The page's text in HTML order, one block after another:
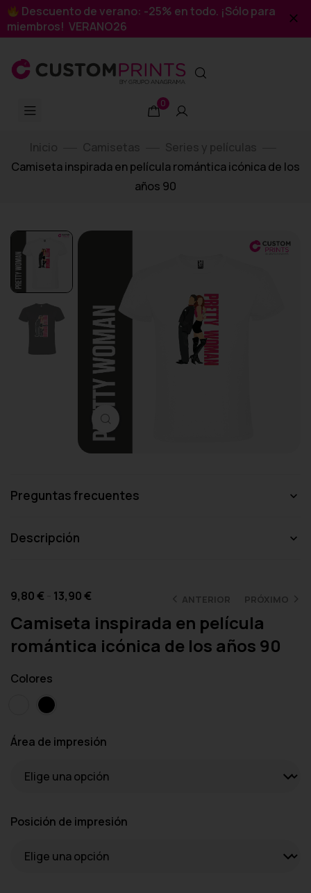
Descuento de verano: -25% en todo. ¡Sólo para
miembros! VERANO26
0
Inicio Camisetas
Series y películas
Camiseta inspirada en película romántica icónica de los
años 90
Preguntas frecuentes
Descripción
ANTERIOR PRÓXIMO
9,80€ 13,90€
Camiseta inspirada en película
romántica icónica de los años 90
Colores
Área de impresión
Posición de impresión